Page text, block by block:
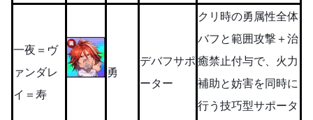
一夜＝ヴ
ァンダレ
イ＝寿
勇
デバフサポ
ーター
クリ時の勇属性全体
バフと範囲攻撃＋治
癒禁止付与で、火力
補助と妨害を同時に
行う技巧型サポータ